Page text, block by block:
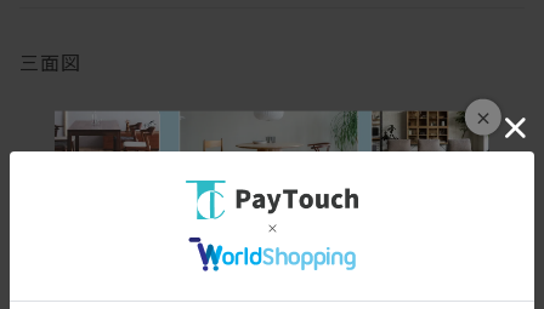
×
か空手とかに長けていて強いパターンのやつですね。ギャップで
このターミナルウノ、
オプションの背クッションをどけると、デイベッドとして使えるく
様々な姿勢でくつろぐことができます。
人間は20-30分程度同じ体勢でいると筋肉が疲れてくるそうで、
無意識に体勢を変えたり、座りなおしたりしています。
三面図